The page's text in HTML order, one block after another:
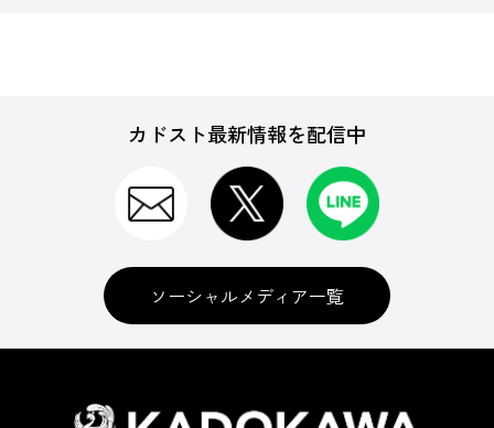
カドスト最新情報を配信中
ソーシャルメディア一覧